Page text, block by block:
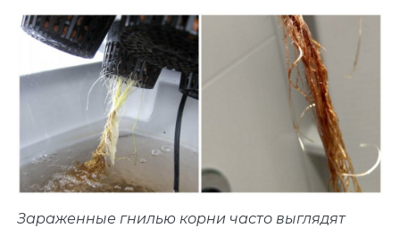
Зараженные гнилью корни часто выглядят